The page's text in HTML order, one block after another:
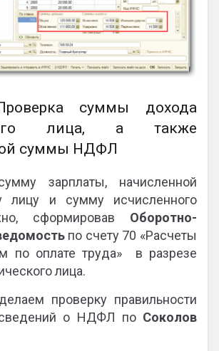
суммы дохода
лица, а также
суммы НДФЛ
зарплаты, начисленной
лицу и сумму исчисленного
сформировав Оборотно-
по счету 70 «Расчеты
по оплате труда» в разрезе
лица.
проверку правильности
сведений о НДФЛ по Соколов